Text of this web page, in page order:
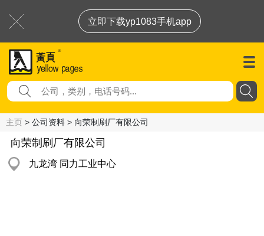
立即下载yp1083手机app
主页 > 公司资料 > 向荣制刷厂有限公司
向荣制刷厂有限公司
九龙湾 同力工业中心